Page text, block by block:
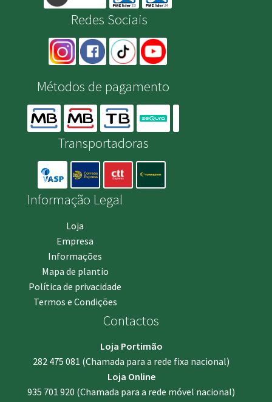
Redes Sociais
Métodos de pagamento
Transportadoras
Informação Legal
Loja
Empresa
Informações
Mapa de plantio
Política de privacidade
Termos e Condições
Contactos
Loja Portimão
282 475 081 (Chamada para a rede fixa nacional)
Loja Online
935 701 920 (Chamada para a rede móvel nacional)